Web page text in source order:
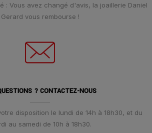
: Vous avez changé d'avis, la joaillerie Daniel
Gerard vous rembourse !
? CONTACTEZ-NOUS
disposition le lundi de 14h à 18h30, et du
au samedi de 10h à 18h30.